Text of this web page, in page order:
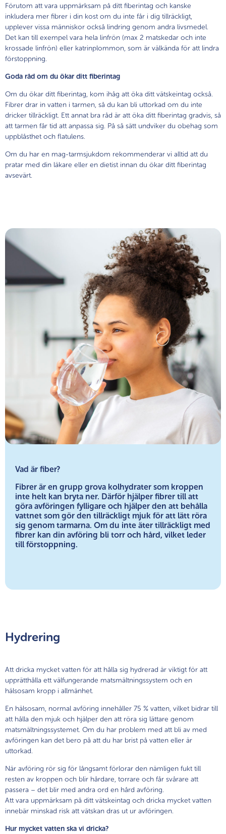
Förutom att vara uppmärksam på ditt fiberintag och kanske
inkludera mer fibrer i din kost om du inte får i dig tillräckligt,
upplever vissa människor också lindring genom andra livsmedel.
Det kan till exempel vara hela linfrön (max 2 matskedar och inte
krossade linfrön) eller katrinplommon, som är välkända för att lindra
förstoppning.
Goda råd om du ökar ditt fiberintag
Om du ökar ditt fiberintag, kom ihåg att öka ditt vätskeintag också.
Fibrer drar in vatten i tarmen, så du kan bli uttorkad om du inte
dricker tillräckligt. Ett annat bra råd är att öka ditt fiberintag gradvis, så
att tarmen får tid att anpassa sig. På så sätt undviker du obehag som
uppblåsthet och flatulens.
Om du har en mag-tarmsjukdom rekommenderar vi alltid att du
pratar med din läkare eller en dietist innan du ökar ditt fiberintag
avsevärt.
Vad är fiber?
Fibrer är en grupp grova kolhydrater som kroppen
inte helt kan bryta ner. Därför hjälper fibrer till att
göra avföringen fylligare och hjälper den att behålla
vattnet som gör den tillräckligt mjuk för att lätt röra
sig genom tarmarna. Om du inte äter tillräckligt med
fibrer kan din avföring bli torr och hård, vilket leder
till förstoppning.
Hydrering
Att dricka mycket vatten för att hålla sig hydrerad är viktigt för att
upprätthålla ett välfungerande matsmältningssystem och en
hälsosam kropp i allmänhet.
En hälsosam, normal avföring innehåller 75 % vatten, vilket bidrar till
att hålla den mjuk och hjälper den att röra sig lättare genom
matsmältningssystemet. Om du har problem med att bli av med
avföringen kan det bero på att du har brist på vatten eller är
uttorkad.
När avföring rör sig för långsamt förlorar den nämligen fukt till
resten av kroppen och blir hårdare, torrare och får svårare att
passera – det blir med andra ord en hård avföring.
Att vara uppmärksam på ditt vätskeintag och dricka mycket vatten
innebär minskad risk att vätskan dras ut ur avföringen.
Hur mycket vatten ska vi dricka?